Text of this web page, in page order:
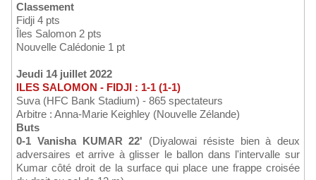
Classement
Fidji 4 pts
Îles Salomon 2 pts
Nouvelle Calédonie 1 pt
Jeudi 14 juillet 2022
ILES SALOMON - FIDJI : 1-1 (1-1)
Suva (HFC Bank Stadium) - 865 spectateurs
Arbitre : Anna-Marie Keighley (Nouvelle Zélande)
Buts
0-1 Vanisha KUMAR 22' (Diyalowai résiste bien à deux
adversaires et arrive à glisser le ballon dans l'intervalle sur
Kumar côté droit de la surface qui place une frappe croisée